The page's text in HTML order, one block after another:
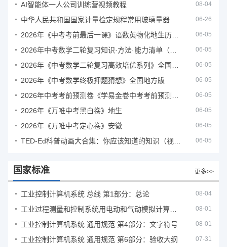
AI智能体一人公司训练营视频教程 08-04
中华人民共和国国家计量检定规程常用玻璃量器 06-26
06-05
06-05
06-05
2026年《中考数学终极押题猜想》全国地方版 06-05
06-05
2026年《万唯中考黑白卷》地生 06-05
2026年《万唯中考定心卷》安徽 06-05
06-05
国家标准 更多>>
工业控制计算机系统 总线 第1部分：总论 08-04
08-01
工业控制计算机系统 通用规范 第4部分：文字符号 08-01
工业控制计算机系统 通用规范 第6部分：验收大纲 07-31